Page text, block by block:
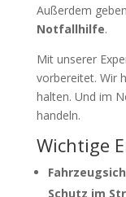
Außerdem
Notfallhilfe.
Mit unserer
vorbereitet. Wir
halten. Und im
handeln.
Wichtige
Schutz im